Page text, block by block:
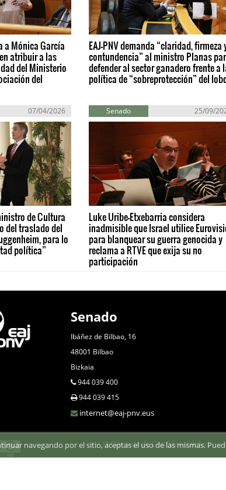
a Mónica García
atribuir a las
del Ministerio
del
EAJ-PNV demanda “claridad, firmeza
contundencia” al ministro Planas
defender al sector ganadero frente a
política de “sobreprotección” del
07/04/2026
de Cultura
del traslado del
para lo
política”
Senado 25/09/
Luke Uribe-Etxebarria considera
inadmisible que Israel utilice
para blanquear su guerra genocida y
reclama a RTVE que exija su no
participación
Senado
Ibáñez de Bilbao, 16
48001 Bilbao
Bizkaia
944 039 400
944 039 415
internet@eaj-pnv.eus
Cláusula de Confidencialidad
navegando por el sitio, aceptas el uso de las mismas.